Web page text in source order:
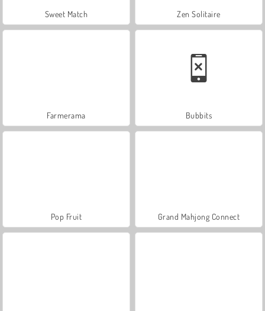
Sweet Match Zen Solitaire
Farmerama Bubbits
Pop Fruit Grand Mahjong Connect